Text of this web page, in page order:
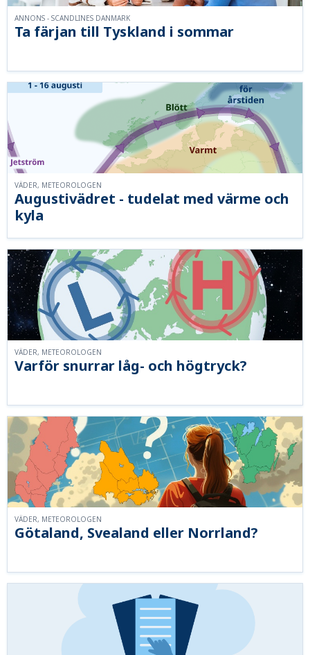
Ta färjan till Tyskland i sommar
ANNONS - SCANDLINES DANMARK
Augustivädret - tudelat med värme och
kyla
VÄDER, METEOROLOGEN
Varför snurrar låg- och högtryck?
VÄDER, METEOROLOGEN
Götaland, Svealand eller Norrland?
VÄDER, METEOROLOGEN